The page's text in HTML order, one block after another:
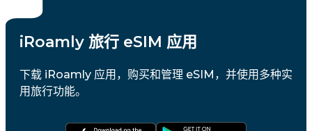
iRoamly 旅行 eSIM 应用
下载 iRoamly 应用，购买和管理 eSIM，并使用多种实
用旅行功能。